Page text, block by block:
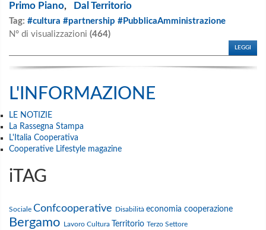
Primo Piano, Dal Territorio
Tag: #cultura #partnership #PubblicaAmministrazione
N° di visualizzazioni (464)
LEGGI
L'INFORMAZIONE
LE NOTIZIE
La Rassegna Stampa
L'Italia Cooperativa
Cooperative Lifestyle magazine
iTAG
Sociale Confcooperative Disabilità economia cooperazione
Bergamo Lavoro Cultura Territorio Terzo Settore